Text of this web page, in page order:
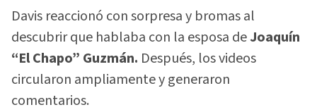
Davis reaccionó con sorpresa y bromas al
descubrir que hablaba con la esposa deJoaquín
“El Chapo” Guzmán. Después, los videos
circularon ampliamente y generaron
comentarios.